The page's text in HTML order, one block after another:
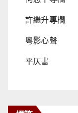
許繼升專欄
粵影心聲
平仄書